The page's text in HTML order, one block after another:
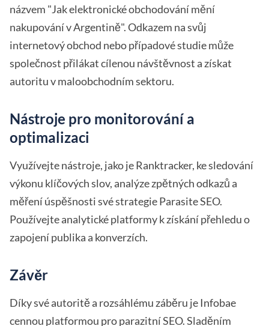
názvem "Jak elektronické obchodování mění
nakupování v Argentině". Odkazem na svůj
internetový obchod nebo případové studie může
společnost přilákat cílenou návštěvnost a získat
autoritu v maloobchodním sektoru.
Nástroje pro monitorování a
optimalizaci
Využívejte nástroje, jako je Ranktracker, ke sledování
výkonu klíčových slov, analýze zpětných odkazů a
měření úspěšnosti své strategie Parasite SEO.
Používejte analytické platformy k získání přehledu o
zapojení publika a konverzích.
Závěr
Díky své autoritě a rozsáhlému záběru je Infobae
cennou platformou pro parazitní SEO. Sladěním